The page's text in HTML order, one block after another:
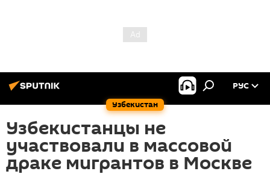
Узбекистан
РУС
Узбекистанцы не
участвовали в массовой
драке мигрантов в Москве